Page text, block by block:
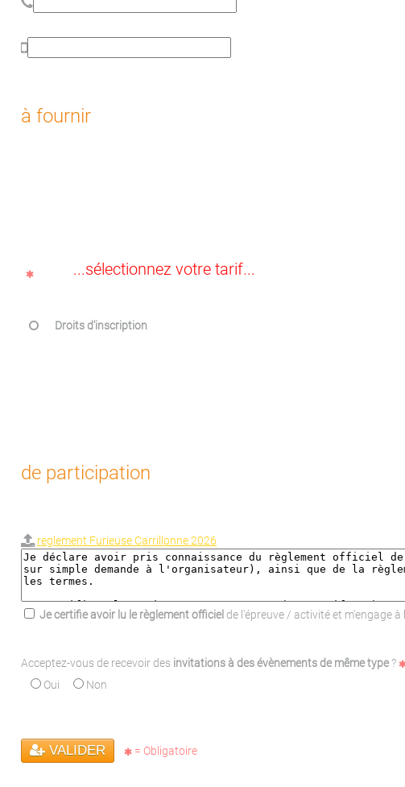
à fournir
...sélectionnez votre tarif...
Droits d'inscription
de participation
reglement Furieuse Carrillonne 2026
Je certifie avoir lu le règlement officiel de l'épreuve / activité et m'engage à
Acceptez-vous de recevoir des invitations à des évènements de même type?
Oui
Non
VALIDER = Obligatoire